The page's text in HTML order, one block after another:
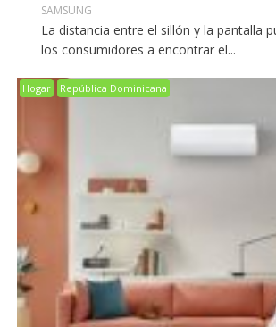
SAMSUNG
La distancia entre el sillón y la pantalla
los consumidores a encontrar el...
Hogar República Dominicana